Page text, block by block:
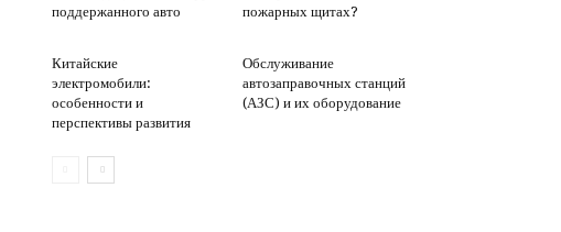
поддержанного авто
пожарных щитах?
Китайские
электромобили:
особенности и
перспективы развития
Обслуживание
автозаправочных станций
(АЗС) и их оборудование